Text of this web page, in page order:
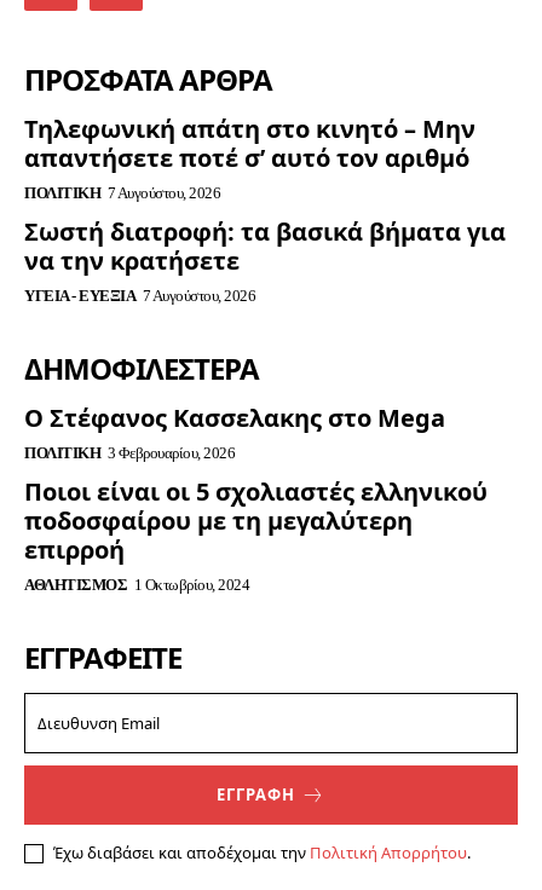
ΠΡΟΣΦΑΤΑ ΑΡΘΡΑ
Τηλεφωνική απάτη στο κινητό – Μην
απαντήσετε ποτέ σ’ αυτό τον αριθμό
ΠΟΛΙΤΙΚΉ 7 Αυγούστου, 2026
Σωστή διατροφή: τα βασικά βήματα για
να την κρατήσετε
ΥΓΕΊΑ - ΕΥΕΞΊΑ 7 Αυγούστου, 2026
ΔΗΜΟΦΙΛΈΣΤΕΡΑ
Ο Στέφανος Κασσελακης στο Mega
ΠΟΛΙΤΙΚΉ 3 Φεβρουαρίου, 2026
Ποιοι είναι οι 5 σχολιαστές ελληνικού
ποδοσφαίρου με τη μεγαλύτερη
επιρροή
ΑΘΛΗΤΙΣΜΌΣ 1 Οκτωβρίου, 2024
ΕΓΓΡΑΦΕΊΤΕ
ΕΓΓΡΑΦΗ
Έχω διαβάσει και αποδέχομαι την Πολιτική Απορρήτου.